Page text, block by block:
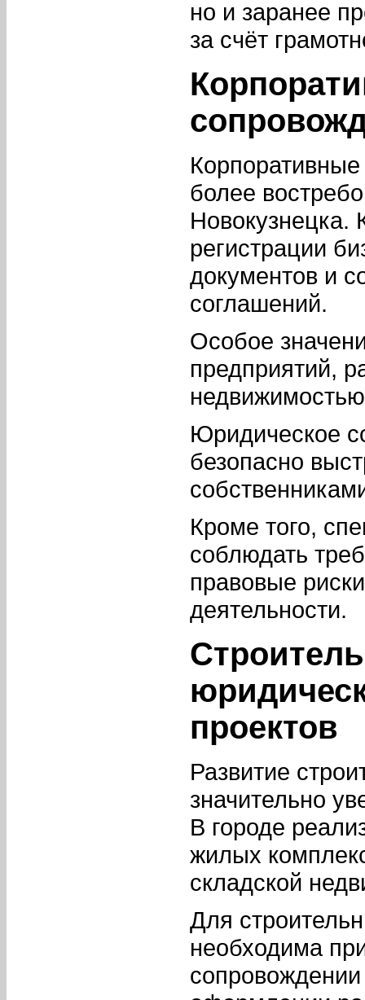
но и заранее
за счёт
более
регистрации
документов и
соглашений.
Особое
предприятий,
Юридическое
безопасно
Кроме того,
соблюдать
правовые
деятельности.
проектов
Развитие
значительно
В городе
жилых
складской
Для
необходима